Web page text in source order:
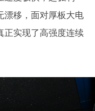
漂移，面对厚板大电
正实现了高强度连续